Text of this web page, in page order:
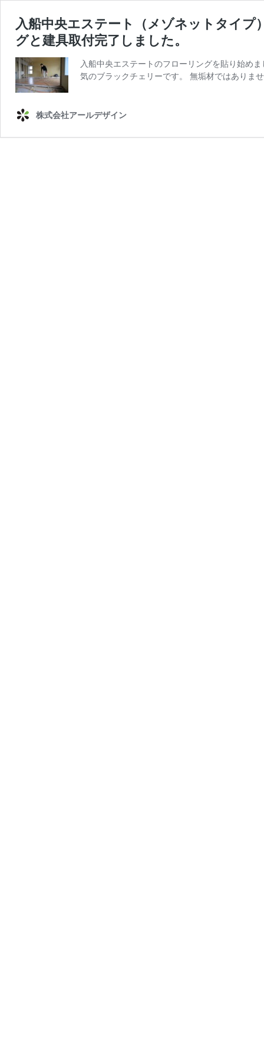
入船中央エステート（メゾネットタイ
グと建具取付完了しました。
入船中央エステートのフローリングを貼り始め
気のブラックチェリーです。 無垢材ではありま
株式会社アールデザイン